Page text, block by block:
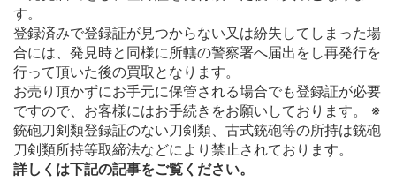
す。
登録済みで登録証が見つからない又は紛失してしまった場
合には、発見時と同様に所轄の警察署へ届出をし再発行を
行って頂いた後の買取となります。
お売り頂かずにお手元に保管される場合でも登録証が必要
ですので、お客様にはお手続きをお願いしております。 ※
銃砲刀剣類登録証のない刀剣類、古式銃砲等の所持は銃砲
刀剣類所持等取締法などにより禁止されております。
詳しくは下記の記事をご覧ください。